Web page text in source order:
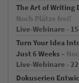
The Art of Writing
Noch Plätze frei!
Live-Webinare -
Turn Your Idea
Just 6 Weeks –
Live-Webinare -
Dokuserien